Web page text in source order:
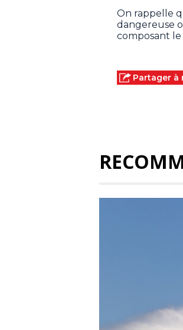
On rappelle
dangereuse
composant le
Partager à